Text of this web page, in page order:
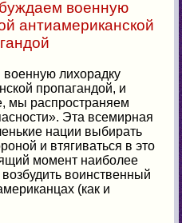
военную
антиамериканской
лихорадку
пропагандой, и
мы распространяем
Эта всемирная
нации выбирать
и втягиваться в это
момент наиболее
воинственный
(как и